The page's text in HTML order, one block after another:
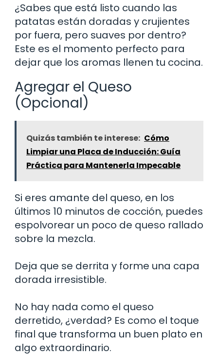
¿Sabes que está listo cuando las
patatas están doradas y crujientes
por fuera, pero suaves por dentro?
Este es el momento perfecto para
dejar que los aromas llenen tu cocina.
Agregar el Queso
(Opcional)
Quizás también te interese: Cómo
Limpiar una Placa de Inducción: Guía
Práctica para Mantenerla Impecable
Si eres amante del queso, en los
últimos 10 minutos de cocción, puedes
espolvorear un poco de queso rallado
sobre la mezcla.
Deja que se derrita y forme una capa
dorada irresistible.
No hay nada como el queso
derretido, ¿verdad? Es como el toque
final que transforma un buen plato en
algo extraordinario.